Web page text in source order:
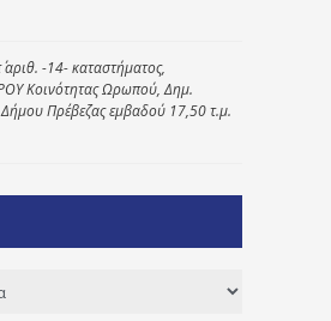
-14- καταστήματος,
Κοινότητας Ωρωπού, Δημ.
Πρέβεζας εμβαδού 17,50 τ.μ.